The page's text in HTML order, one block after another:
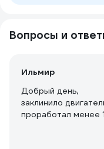
Вопросы и
Ильмир
Добрый день,
заклинило
проработал менее